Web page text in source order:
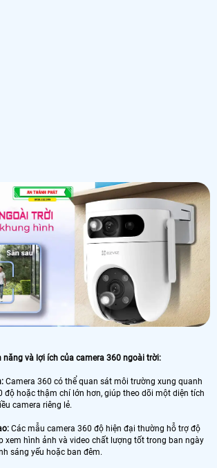
năng và lợi ích của camera 360 ngoài trời:
Camera 360 có thể quan sát môi trường xung quanh
độ hoặc thậm chí lớn hơn, giúp theo dõi một diện tích
camera riêng lẻ.
Các mẫu camera 360 độ hiện đại thường hỗ trợ độ
xem hình ảnh và video chất lượng tốt trong ban ngày
sáng yếu hoặc ban đêm.